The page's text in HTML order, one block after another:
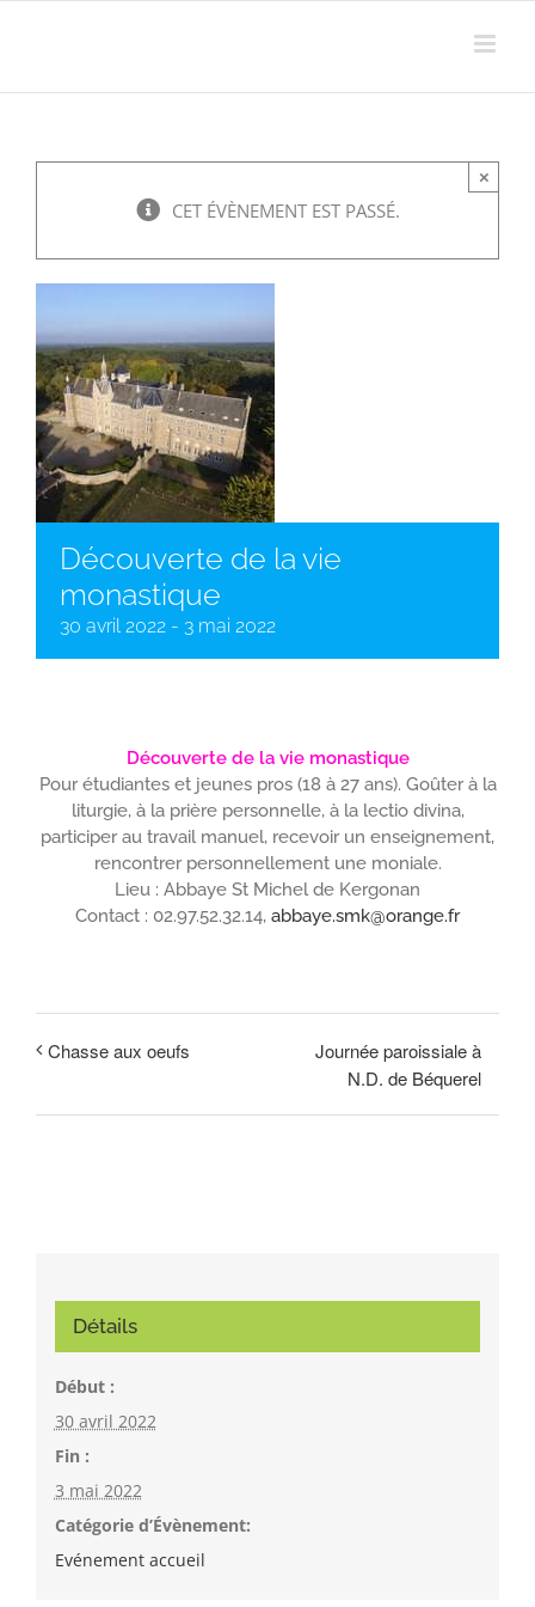
contenu
CET ÉVÈNEMENT EST PASSÉ.
×
Découverte de la vie
monastique
30 avril 2022 - 3 mai 2022
Découverte de la vie monastique
Pour étudiantes et jeunes pros (18 à 27 ans). Goûter à la
liturgie, à la prière personnelle, à la lectio divina,
participer au travail manuel, recevoir un enseignement,
rencontrer personnellement une moniale.
Lieu : Abbaye St Michel de Kergonan
Contact : 02.97.52.32.14, abbaye.smk@orange.fr
Chasse aux oeufs
Journée paroissiale à
N.D. de Béquerel
Détails
Début :
30 avril 2022
Fin :
3 mai 2022
Catégorie d’Évènement:
Evénement accueil